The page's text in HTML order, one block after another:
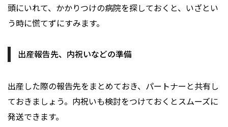
頭にいれて、かかりつけの病院を探しておくと、いざとい
う時に慌てずにすみます。
出産報告先、内祝いなどの準備
出産した際の報告先をまとめておき、パートナーと共有し
ておきましょう。内祝いも検討をつけておくとスムーズに
発送できます。